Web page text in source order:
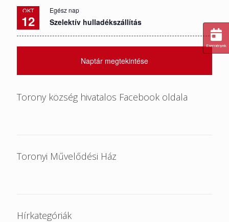
OKT
12
Egész nap
Szelektív hulladékszállítás
Naptár megtekintése
Torony község hivatalos Facebook oldala
Toronyi Művelődési Ház
Hírkategóriák
Események